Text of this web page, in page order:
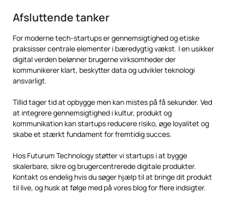
Afsluttende tanker
For moderne tech-startups er gennemsigtighed og etiske
praksisser centrale elementer i bæredygtig vækst. I en usikker
digital verden belønner brugerne virksomheder der
kommunikerer klart, beskytter data og udvikler teknologi
ansvarligt.
Tillid tager tid at opbygge men kan mistes på få sekunder. Ved
at integrere gennemsigtighed i kultur, produkt og
kommunikation kan startups reducere risiko, øge loyalitet og
skabe et stærkt fundament for fremtidig succes.
Hos Futurum Technology støtter vi startups i at bygge
skalerbare, sikre og brugercentrerede digitale produkter.
Kontakt os endelig hvis du søger hjælp til at bringe dit produkt
til live, og husk at følge med på vores blog for flere indsigter.